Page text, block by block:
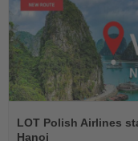
Sie
die
LOT Polish Airlines
Hanoi